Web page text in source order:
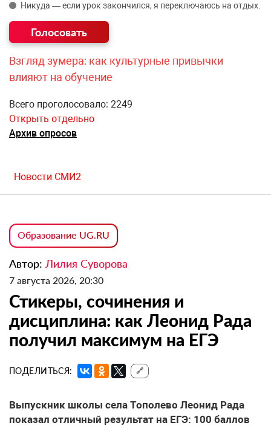
Никуда — если урок закончился, я переключаюсь на отдых.
Взгляд зумера: как культурные привычки
влияют на обучение
Всего проголосовало: 2249
Открыть отдельно
Архив опросов
Новости СМИ2
Образование UG.RU
Автор: Лилия Суворова
7 августа 2026, 20:30
Стикеры, сочинения и
дисциплина: как Леонид Рада
получил максимум на ЕГЭ
ПОДЕЛИТЬСЯ: 🔗
Выпускник школы села Тополево Леонид Рада
показал отличный результат на ЕГЭ: 100 баллов